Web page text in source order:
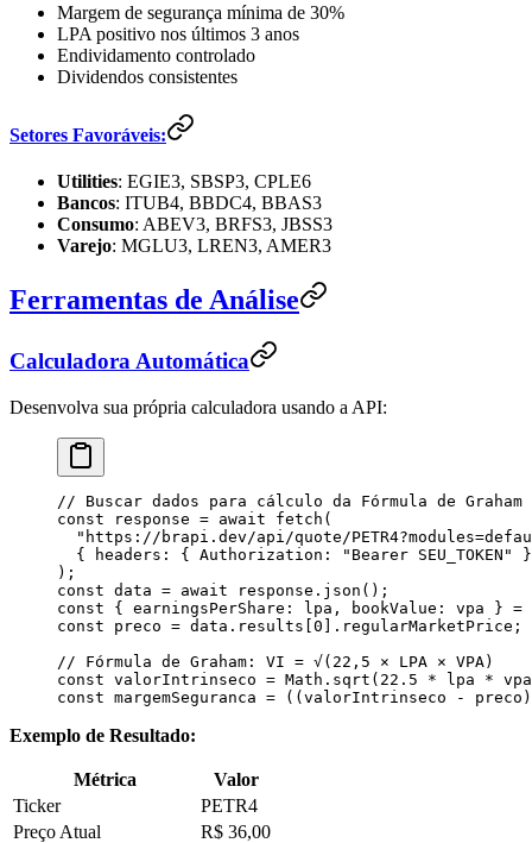
Margem de segurança mínima de 30%
LPA positivo nos últimos 3 anos
Endividamento controlado
Dividendos consistentes
Setores Favoráveis:
Utilities: EGIE3, SBSP3, CPLE6
Bancos: ITUB4, BBDC4, BBAS3
Consumo: ABEV3, BRFS3, JBSS3
Varejo: MGLU3, LREN3, AMER3
Ferramentas de Análise
Calculadora Automática
Desenvolva sua própria calculadora usando a API:
// Buscar dados para cálculo da Fórmula de Graham
const response = await fetch (
  "
https://brapi.dev/api/quote/
  {
headers : { Authorization : " Bearer SEU_TOKEN "
}
);
const data = await response . json ();
const { earningsPerShare : lpa , bookValue : vpa } =
const preco = data . results [0 ]. regularMarketPrice ;
// Fórmula de Graham: VI = √(22,5 × LPA × VPA)
const valorIntrinseco = Math . sqrt ( 22.5 * lpa * vpa
const margemSeguranca = ((valorIntrinseco - preco
Exemplo de Resultado:
Métrica
Valor
Ticker
PETR4
Preço Atual
R$ 36,00